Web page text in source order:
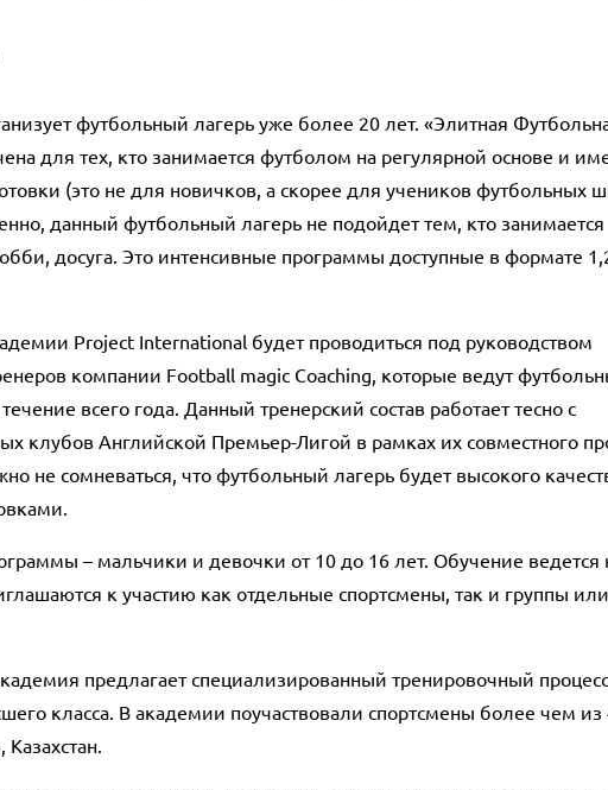
футбольный лагерь уже более 20 лет. «Элитная
для тех, кто занимается футболом на регулярной основе и
(это не для новичков, а скорее для учеников футбольных
данный футбольный лагерь не подойдет тем, кто занимается
досуга. Это интенсивные программы доступные в формате
Project International будет проводиться под руководством
компании Football magic Coaching, которые ведут
всего года. Данный тренерский состав работает тесно с
клубов Английской Премьер-Лигой в рамках их совместного
не сомневаться, что футбольный лагерь будет высокого
– мальчики и девочки от 10 до 16 лет. Обучение ведется
к участию как отдельные спортсмены, так и группы или
предлагает специализированный тренировочный
класса. В академии поучаствовали спортсмены более чем из